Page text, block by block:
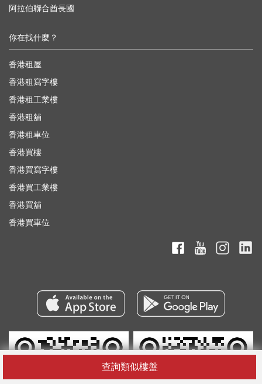
查詢類似樓盤
阿拉伯聯合酋長國
你在找什麼？
香港租屋
香港租寫字樓
香港租工業樓
香港租舖
香港租車位
香港買樓
香港買寫字樓
香港買工業樓
香港買舖
香港買車位